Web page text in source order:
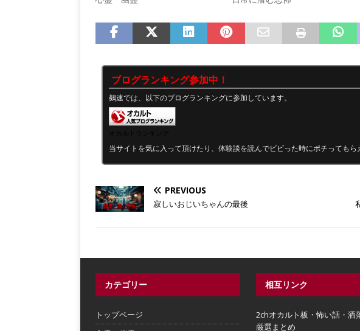
ブログランキング参加中！
鵺速では、以下のブログランキングに参加しています。
当サイトを気に入って頂けたり、体験談を読んでビビった時にポチってもら
PREVIOUS
寂しいおじいちゃんの最後
カテゴリー
トップページ
相互リンク
2chオカルト板・怖い話・洒
厳選まとめ